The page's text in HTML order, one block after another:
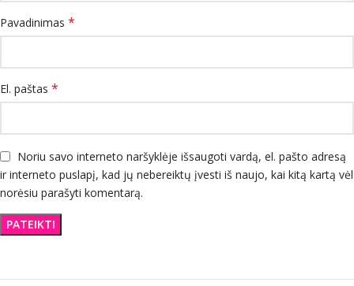
Pavadinimas *
El. paštas *
Noriu savo interneto naršyklėje išsaugoti vardą, el. pašto adresą
ir interneto puslapį, kad jų nebereiktų įvesti iš naujo, kai kitą kartą vėl
norėsiu parašyti komentarą.